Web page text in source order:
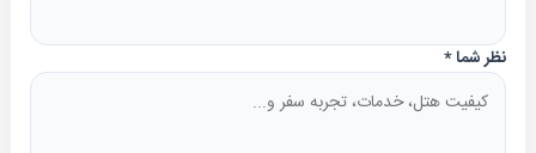
نظر شما*